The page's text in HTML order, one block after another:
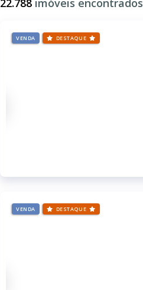
VENDA DESTAQUE
VENDA DESTAQUE